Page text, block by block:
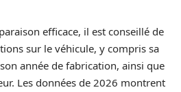
efficace, il est conseillé de
sur le véhicule, y compris sa
année de fabrication, ainsi que
Les données de 2026 montrent